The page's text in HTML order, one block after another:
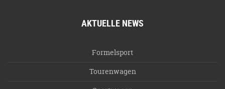
AKTUELLE NEWS
Formelsport
Tourenwagen